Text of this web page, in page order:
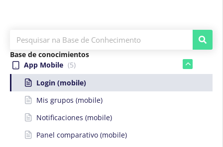
Base de conocimientos
App Mobile (5)
Login (mobile)
Mis grupos (mobile)
Notificaciones (mobile)
Panel comparativo (mobile)